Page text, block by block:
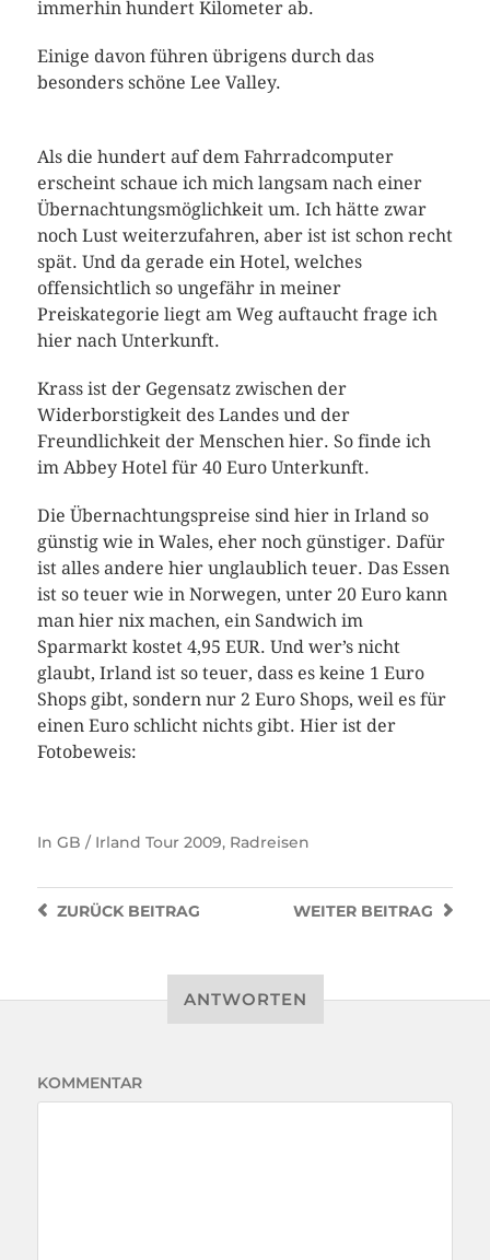
immerhin hundert Kilometer ab.
Einige davon führen übrigens durch das
besonders schöne Lee Valley.
Als die hundert auf dem Fahrradcomputer
erscheint schaue ich mich langsam nach einer
Übernachtungsmöglichkeit um. Ich hätte zwar
noch Lust weiterzufahren, aber ist ist schon recht
spät. Und da gerade ein Hotel, welches
offensichtlich so ungefähr in meiner
Preiskategorie liegt am Weg auftaucht frage ich
hier nach Unterkunft.
Krass ist der Gegensatz zwischen der
Widerborstigkeit des Landes und der
Freundlichkeit der Menschen hier. So finde ich
im Abbey Hotel für 40 Euro Unterkunft.
Die Übernachtungspreise sind hier in Irland so
günstig wie in Wales, eher noch günstiger. Dafür
ist alles andere hier unglaublich teuer. Das Essen
ist so teuer wie in Norwegen, unter 20 Euro kann
man hier nix machen, ein Sandwich im
Sparmarkt kostet 4,95 EUR. Und wer’s nicht
glaubt, Irland ist so teuer, dass es keine 1 Euro
Shops gibt, sondern nur 2 Euro Shops, weil es für
einen Euro schlicht nichts gibt. Hier ist der
Fotobeweis:
In GB / Irland Tour 2009, Radreisen
WEITER BEITRAG
ZURÜCKBEITRAG
ANTWORTEN
KOMMENTAR